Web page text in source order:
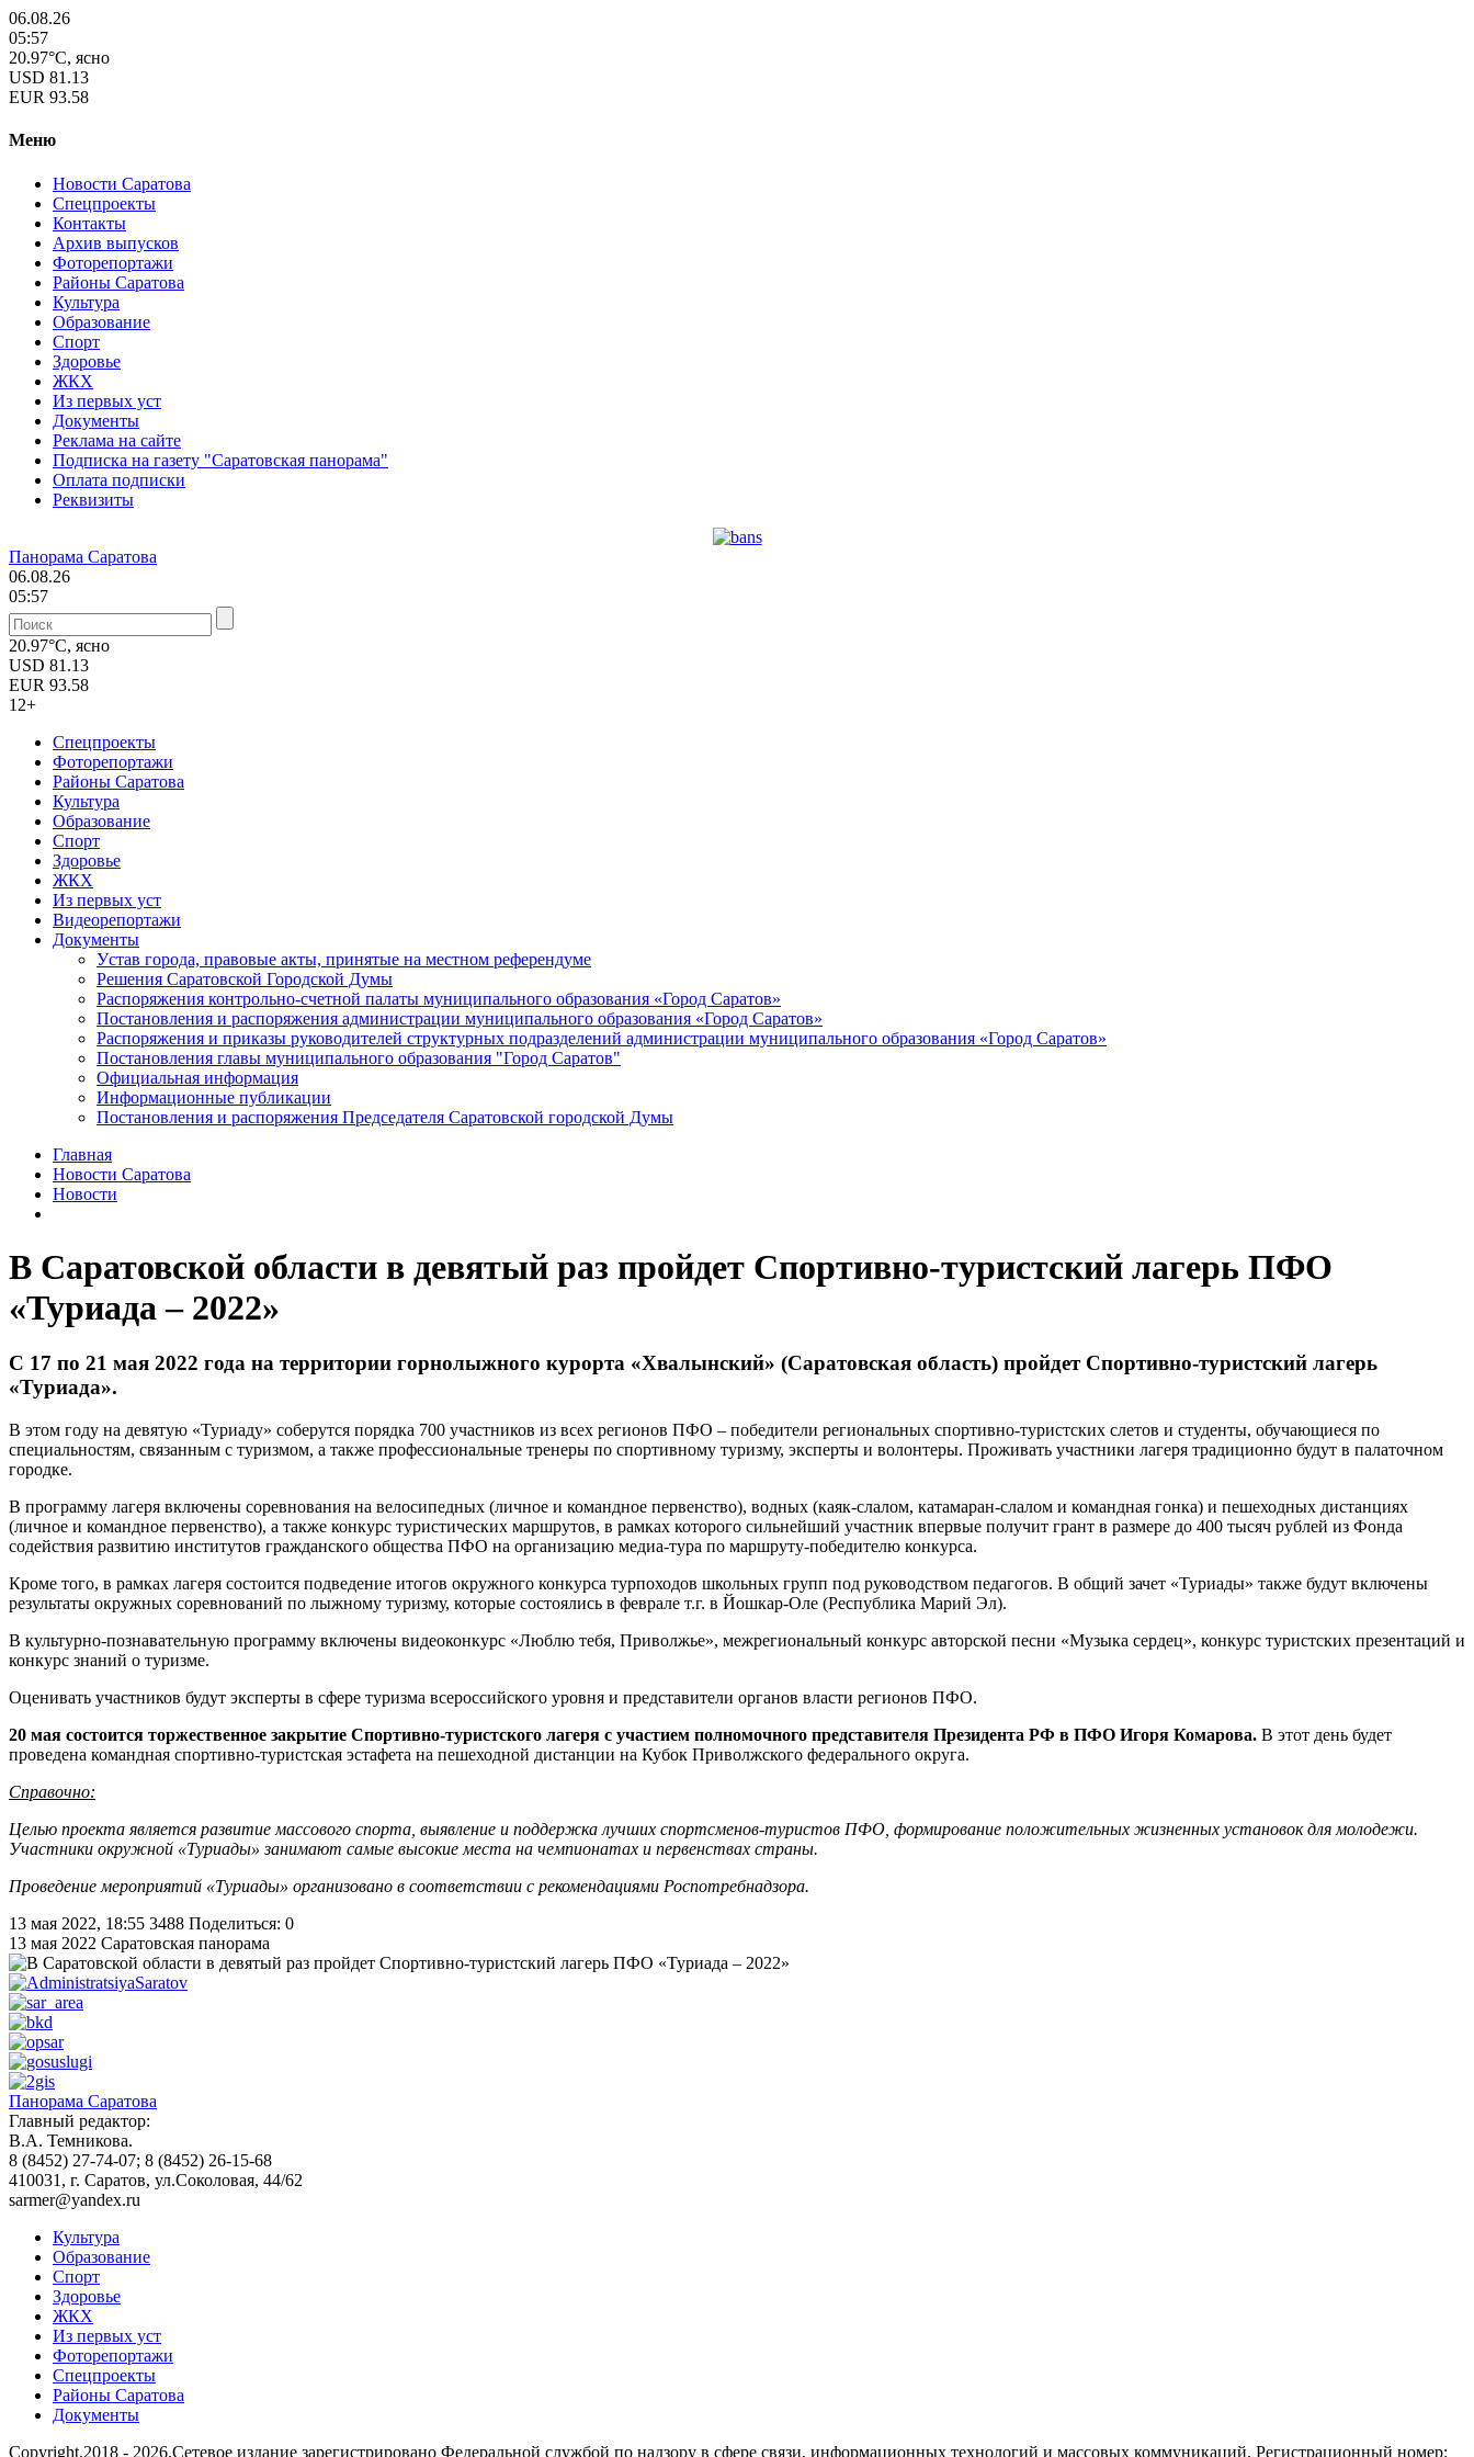
06.08.26
05:57
20.97°C, ясно
USD 81.13
EUR 93.58
Меню
Новости Саратова
Спецпроекты
Контакты
Архив выпусков
Фоторепортажи
Районы Саратова
Культура
Образование
Спорт
Здоровье
ЖКХ
Из пеpвых уст
Документы
Реклама на сайте
Подписка на газету "Саратовская панорама"
Оплата подписки
Реквизиты
Панорама Саратова
06.08.26
05:57
20.97°C, ясно
USD 81.13
EUR 93.58
12+
Спецпроекты
Фоторепортажи
Районы Саратова
Культура
Образование
Спорт
Здоровье
ЖКХ
Из пеpвых уст
Видеорепортажи
Документы
Уcтав города, правовые акты, принятые на местном референдуме
Решения Саратовской Городской Думы
Распоряжения контрольно-счетной палаты муниципального образования «Город Саратов»
Постановления и распоряжения администрации муниципального образования «Город Саратов»
Распоряжения и приказы руководителей структурных подразделений администрации муниципального образования «Город Саратов»
Постановления главы муниципального образования "Город Саратов"
Официальная информация
Информационные публикации
Постановления и распоряжения Председателя Саратовской городской Думы
Главная
Новости Саратова
Новости
В Саратовской области в девятый раз пройдет Спортивно-туристский лагерь ПФО
«Туриада – 2022»
С 17 по 21 мая 2022 года на территории горнолыжного курорта «Хвалынский» (Саратовская область) пройдет Спортивно-туристский лагерь
«Туриада».
В этом году на девятую «Туриаду» соберутся порядка 700 участников из всех регионов ПФО – победители региональных спортивно-туристских слетов и студенты, обучающиеся по
специальностям, связанным с туризмом, а также профессиональные тренеры по спортивному туризму, эксперты и волонтеры. Проживать участники лагеря традиционно будут в палаточном
городке.
В программу лагеря включены соревнования на велосипедных (личное и командное первенство), водных (каяк-слалом, катамаран-слалом и командная гонка) и пешеходных дистанциях
(личное и командное первенство), а также конкурс туристических маршрутов, в рамках которого сильнейший участник впервые получит грант в размере до 400 тысяч рублей из Фонда
содействия развитию институтов гражданского общества ПФО на организацию медиа-тура по маршруту-победителю конкурса.
Кроме того, в рамках лагеря состоится подведение итогов окружного конкурса турпоходов школьных групп под руководством педагогов. В общий зачет «Туриады» также будут включены
результаты окружных соревнований по лыжному туризму, которые состоялись в феврале т.г. в Йошкар-Оле (Республика Марий Эл).
В культурно-познавательную программу включены видеоконкурс «Люблю тебя, Приволжье», межрегиональный конкурс авторской песни «Музыка сердец», конкурс туристских презентаций и
конкурс знаний о туризме.
Оценивать участников будут эксперты в сфере туризма всероссийского уровня и представители органов власти регионов ПФО.
20 мая состоится торжественное закрытие Спортивно-туристского лагеря с участием полномочного представителя Президента РФ в ПФО Игоря Комарова. В этот день будет
проведена командная спортивно-туристская эстафета на пешеходной дистанции на Кубок Приволжского федерального округа.
Справочно:
Целью проекта является развитие массового спорта, выявление и поддержка лучших спортсменов-туристов ПФО, формирование положительных жизненных установок для молодежи.
Участники окружной «Туриады» занимают самые высокие места на чемпионатах и первенствах страны.
Проведение мероприятий «Туриады» организовано в соответствии с рекомендациями Роспотребнадзора.
13 мая 2022, 18:55 3488 Поделиться: 0
13 мая 2022 Саратовская панорама
Панорама Саратова
Главный редактор:
В.А. Темникова.
8 (8452) 27-74-07; 8 (8452) 26-15-68
410031, г. Саратов, ул.Соколовая, 44/62
sarmer@yandex.ru
Культура
Образование
Спорт
Здоровье
ЖКХ
Из пеpвых уст
Фоторепортажи
Спецпроекты
Районы Саратова
Документы
Copyright.2018 - 2026.Сетевое издание зарегистрировано Федеральной службой по надзору в сфере связи, информационных технологий и массовых коммуникаций. Регистрационный номер: